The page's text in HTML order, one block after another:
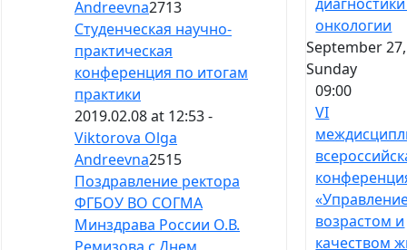
Andreevna2713
Студенческая научно-
практическая
конференция по итогам
практики
2019.02.08 at 12:53 -
Viktorova Olga
Andreevna2515
Поздравление ректора
ФГБОУ ВО СОГМА
Минздрава России О.В.
онкологии
September
Sunday
09:00
VI
возрастом и
качеством